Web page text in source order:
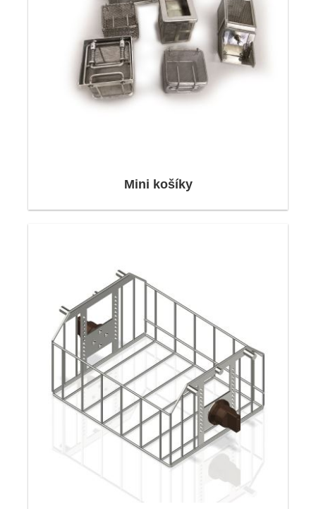
Naši aplikační inženýři se zaměřují na zájmy
zákazníků. Při kalkulaci a navrhování produktů
Díky našim flexibilním a automatizovaným
výrobním zařízením dokážeme vyrobit vše, co
potřebujete, přesně a rychle.
Mini košíky